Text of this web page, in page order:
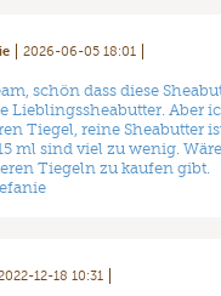
2026-06-05 18:01
schön dass diese
Lieblingssheabutter. Aber
Tiegel, reine Sheabutter
ml sind viel zu wenig.
Tiegeln zu kaufen gibt.
12-18 10:31